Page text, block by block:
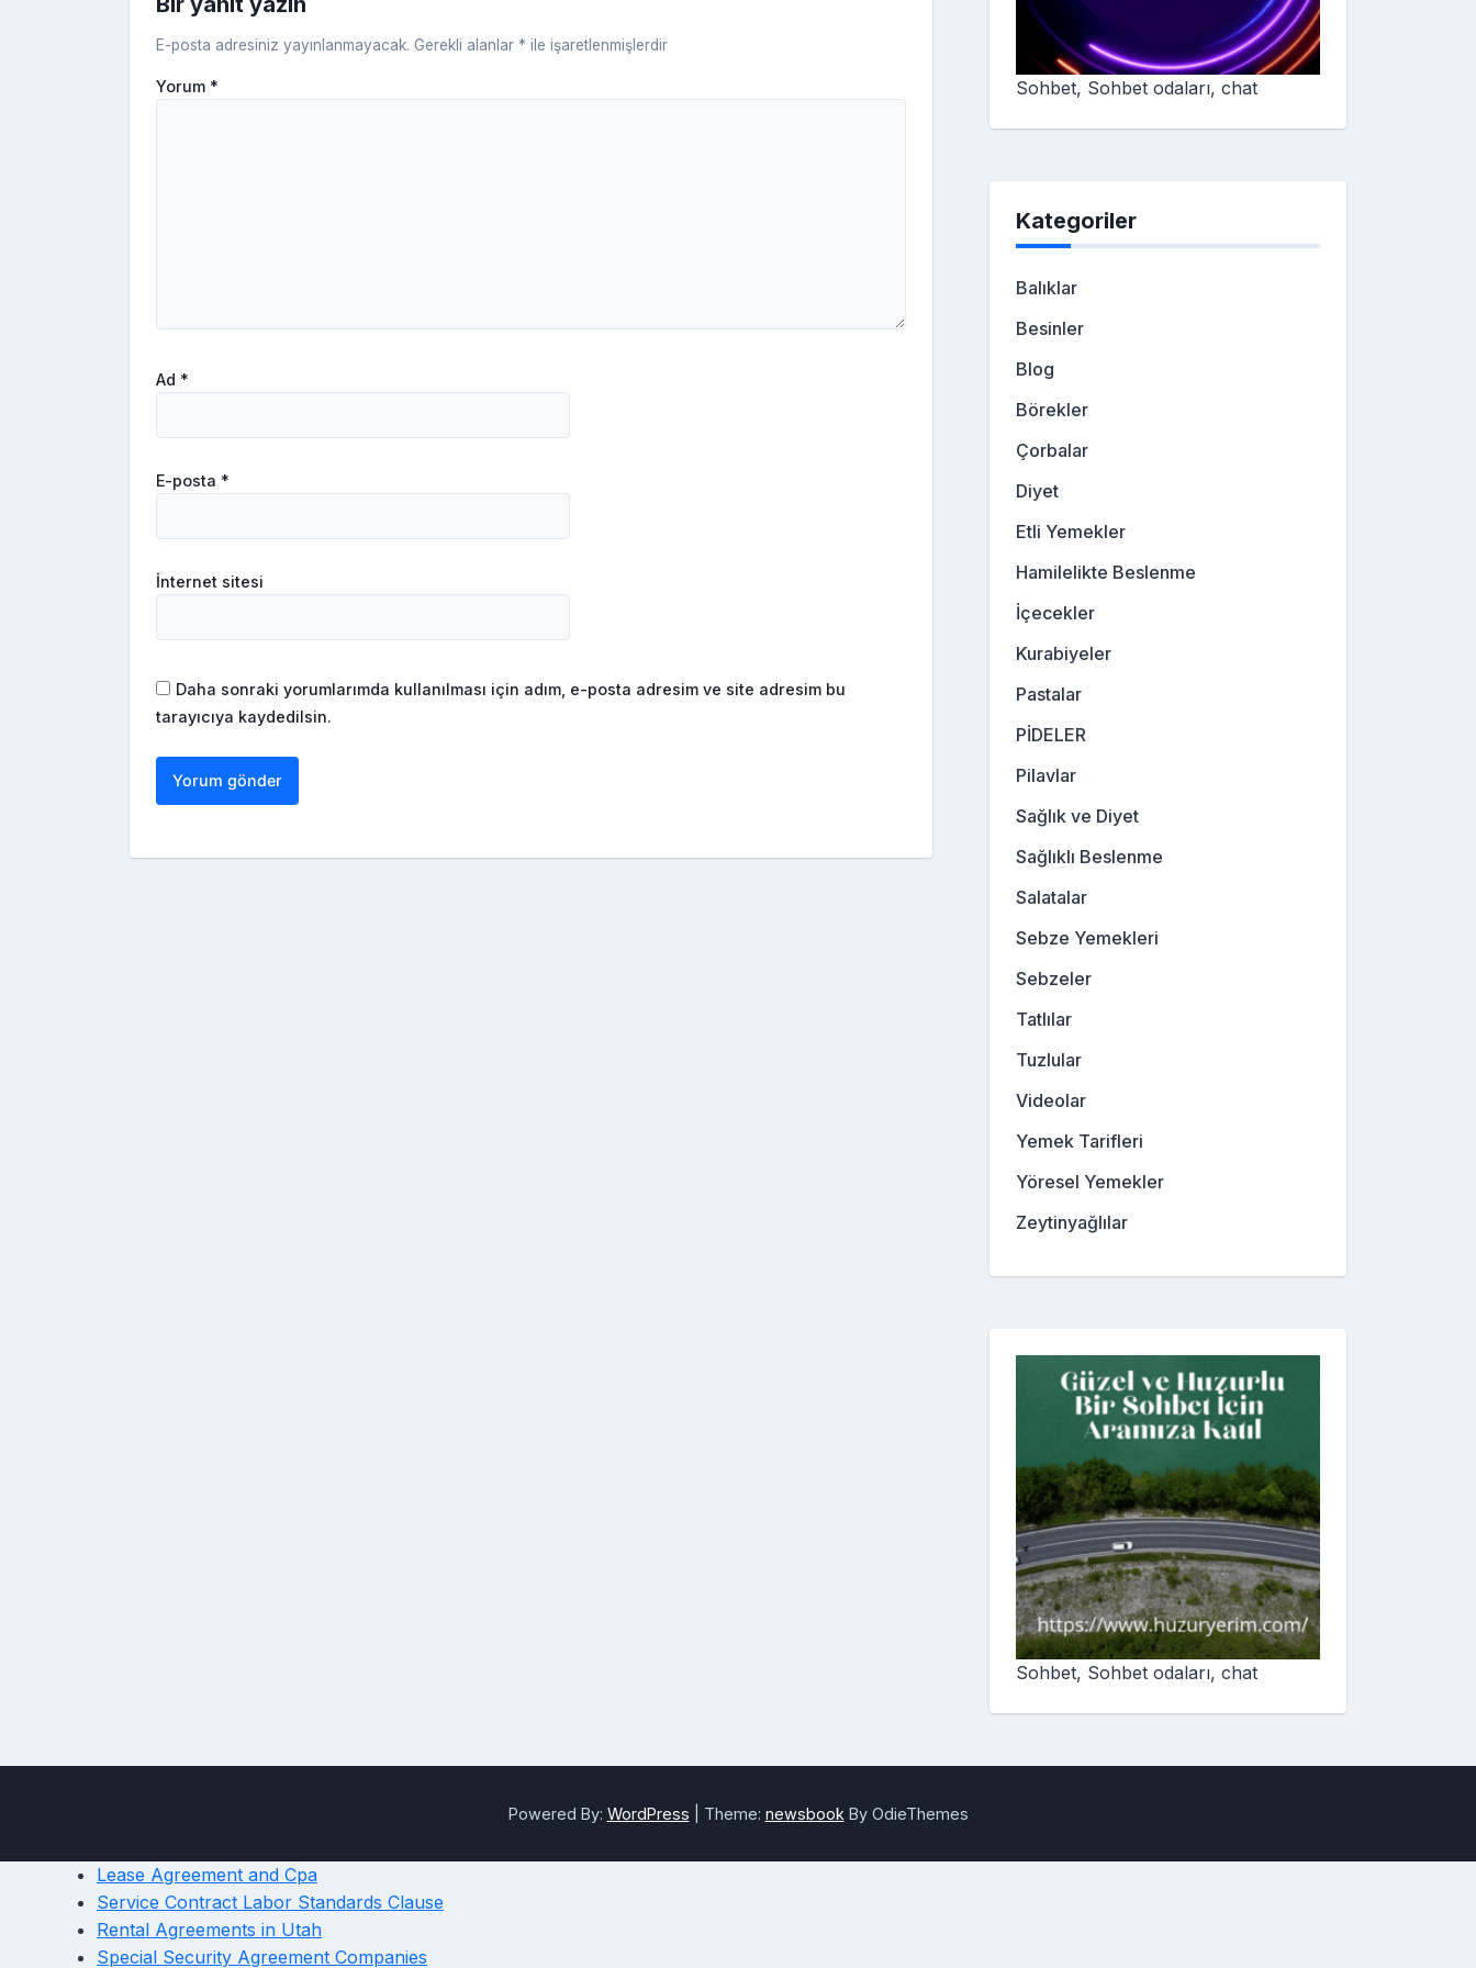
E-posta adresiniz yayınlanmayacak. Gerekli alanlar * ile işaretlenmişlerdir
Yorum *
Ad *
E-posta *
İnternet sitesi
Daha sonraki yorumlarımda kullanılması için adım, e-posta adresim ve site adresim bu
tarayıcıya kaydedilsin.
Sohbet, Sohbet odaları, chat
Kategoriler
Balıklar
Besinler
Blog
Börekler
Çorbalar
Diyet
Etli Yemekler
Hamilelikte Beslenme
İçecekler
Kurabiyeler
Pastalar
PİDELER
Pilavlar
Sağlık ve Diyet
Sağlıklı Beslenme
Salatalar
Sebze Yemekleri
Sebzeler
Tatlılar
Tuzlular
Videolar
Yemek Tarifleri
Yöresel Yemekler
Zeytinyağlılar
Sohbet, Sohbet odaları, chat
Powered By: WordPress Theme: newsbook By OdieThemes
Lease Agreement and Cpa
Service Contract Labor Standards Clause
Rental Agreements in Utah
Special Security Agreement Companies